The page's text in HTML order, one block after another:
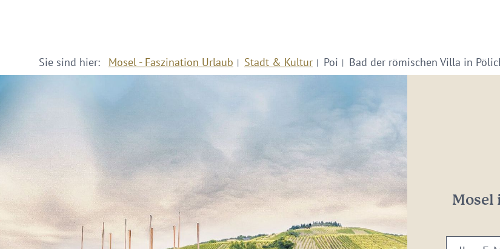
Sie sind hier: Mosel - Faszination Urlaub Stadt & Kultur Poi Bad der römischen Villa in
Mosel
Ihre